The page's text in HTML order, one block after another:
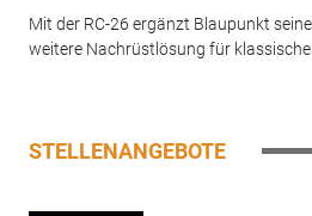
Mit der RC-26 ergänzt Blaupunkt
weitere Nachrüstlösung für
STELLENANGEBOTE